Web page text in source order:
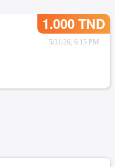
1.000 TND
5/31/26, 6:15 PM